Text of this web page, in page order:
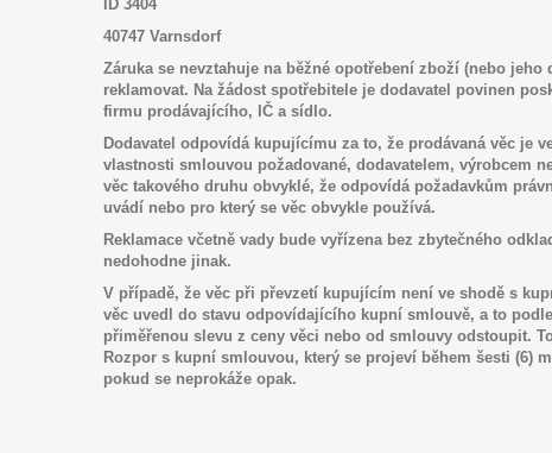
ID 3404
40747 Varnsdorf
Záruka se nevztahuje na běžné opotřebení zboží (nebo
reklamovat. Na žádost spotřebitele je dodavatel povinen
firmu prodávajícího, IČ a sídlo.
Dodavatel odpovídá kupujícímu za to, že prodávaná věc je
vlastnosti smlouvou požadované, dodavatelem, výrobcem
věc takového druhu obvyklé, že odpovídá požadavkům
uvádí nebo pro který se věc obvykle používá.
Reklamace včetně vady bude vyřízena bez zbytečného
nedohodne jinak.
V případě, že věc při převzetí kupujícím není ve shodě s
věc uvedl do stavu odpovídajícího kupní smlouvě, a to
přiměřenou slevu z ceny věci nebo od smlouvy odstoupit.
Rozpor s kupní smlouvou, který se projeví během šesti (6)
pokud se neprokáže opak.